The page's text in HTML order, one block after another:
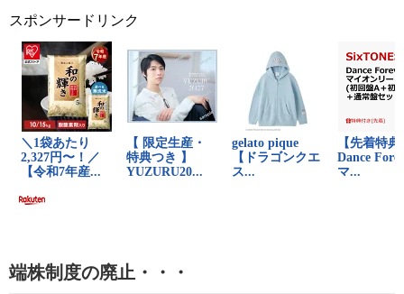
スポンサードリンク
端株制度の廃止・・・